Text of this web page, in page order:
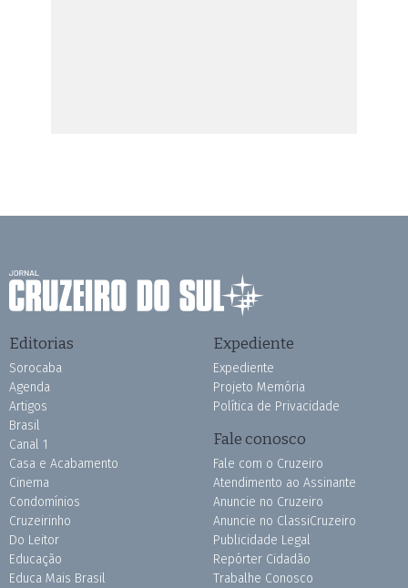
Editorias
Sorocaba
Agenda
Artigos
Brasil
Canal 1
Casa e Acabamento
Cinema
Condomínios
Cruzeirinho
Do Leitor
Educação
Educa Mais Brasil
Expediente
Expediente
Projeto Memória
Política de Privacidade
Fale conosco
Fale com o Cruzeiro
Atendimento ao Assinante
Anuncie no Cruzeiro
Anuncie no ClassiCruzeiro
Publicidade Legal
Repórter Cidadão
Trabalhe Conosco